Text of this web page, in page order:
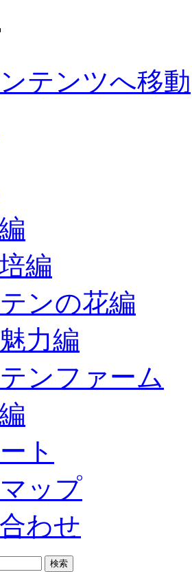
テンツへ移動
編
ンの花編
力編
ンファーム
ト
ップ
わせ